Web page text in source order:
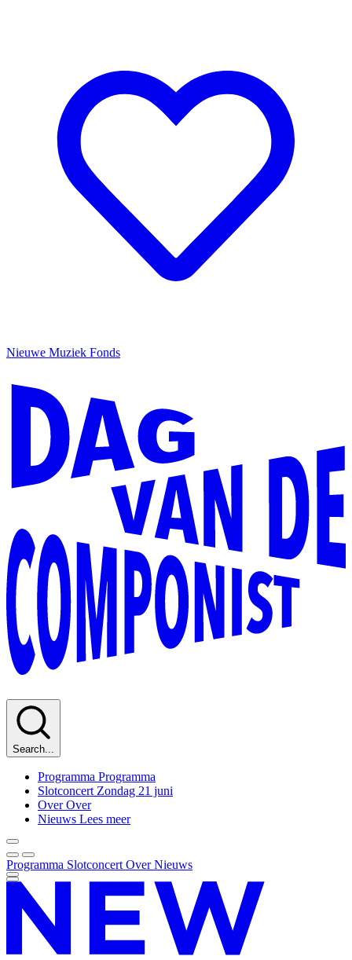
Nieuwe Muziek Fonds
Search...
Programma Programma
Slotconcert Zondag 21 juni
Over Over
Nieuws Lees meer
Programma Slotconcert OverNieuws